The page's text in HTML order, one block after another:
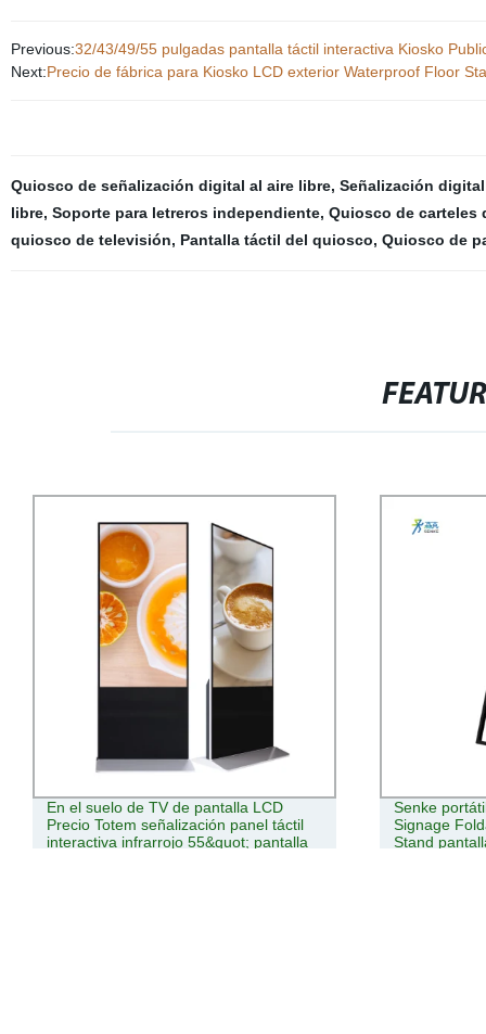
Previous:32/43/49/55 pulgadas pantalla táctil interactiva Kiosko
Next:Precio de fábrica para Kiosko LCD exterior Waterproof Floor
Quiosco de señalización digital al aire libre, Señalización
libre, Soporte para letreros independiente, Quiosco de carteles
quiosco de televisión, Pantalla táctil del quiosco, Quiosco de
Senke portátil libre Stand Digital Suelo
Signage Foldable Digital exterior Suelo
Stand pantalla TV Digital Signage
32 pulgadas
comida
Pantalla